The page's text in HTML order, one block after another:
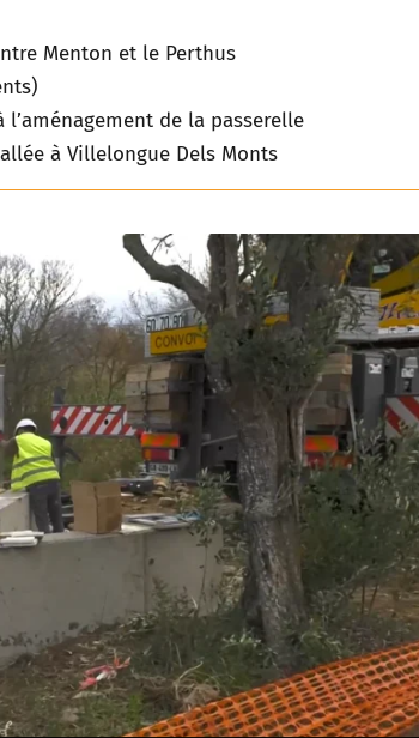
Menton et le Perthus
l’aménagement de la passerelle
à Villelongue Dels Monts